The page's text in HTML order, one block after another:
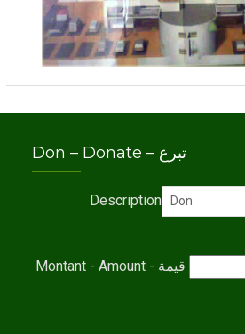
Don – Donate – تبرع
Description